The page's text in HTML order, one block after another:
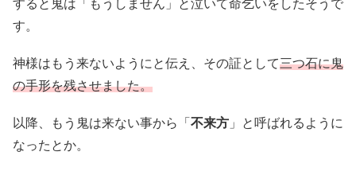
すると鬼は「もうしません」と泣いて命乞いをしたそうで
す。
神様はもう来ないようにと伝え、その証として三つ石に鬼
の手形を残させました。
以降、もう鬼は来ない事から「 不来方 」と呼ばれるように
なったとか。